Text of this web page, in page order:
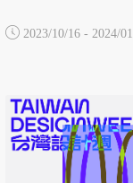
2023/10/16 - 2024/